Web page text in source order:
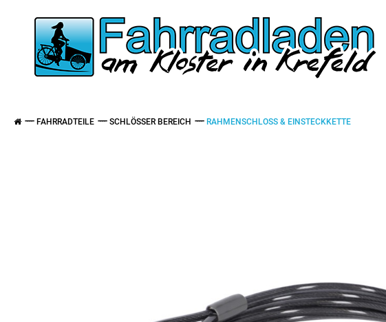
FAHRRADTEILE SCHLÖSSER BEREICH RAHMENSCHLOSS & EINSTECKKETTE